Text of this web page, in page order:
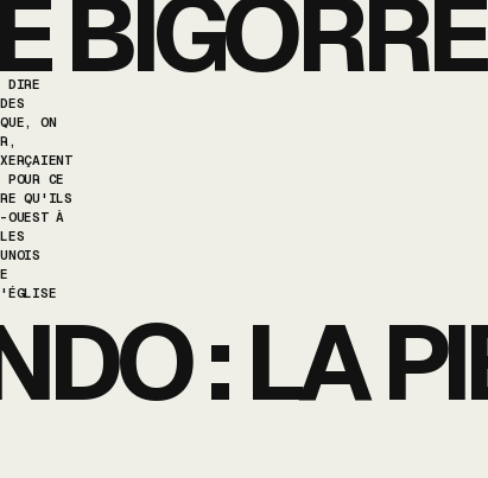
BIGORRE
DIRE
ON
CE
QU'ILS
OUEST À
: LA